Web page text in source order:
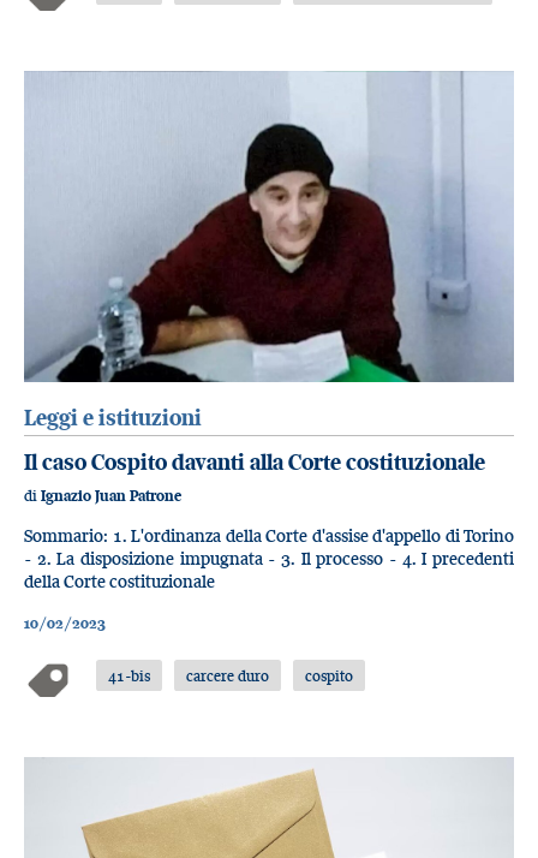
Leggi e istituzioni
Il caso Cospito davanti alla Corte costituzionale
di Ignazio Juan Patrone
Sommario: 1. L'ordinanza della Corte d'assise d'appello di Torino
- 2. La disposizione impugnata - 3. Il processo - 4. I precedenti
della Corte costituzionale
10/02/2023
41-bis carcere duro cospito